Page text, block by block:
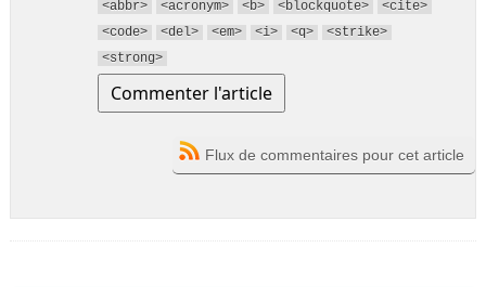
<abbr>
<acronym> <b> <blockquote>
<cite>
<code>
<del> <em> <i> <q>
<strike>
<strong>
Flux de commentaires pour cet article